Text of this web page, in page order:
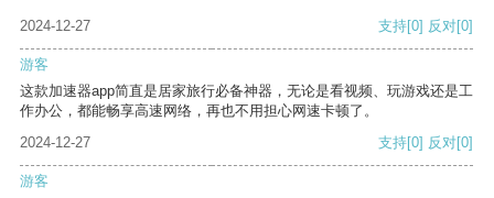
2024-12-27 支持[0] 反对[0]
游客
这款加速器app简直是居家旅行必备神器，无论是看视频、玩游戏还是工
作办公，都能畅享高速网络，再也不用担心网速卡顿了。
2024-12-27
支持[0] 反对[0]
游客